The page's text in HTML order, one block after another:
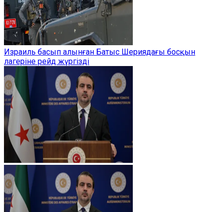
Израиль басып алынған Батыс Шериядағы босқын
лагеріне рейд жүргізді